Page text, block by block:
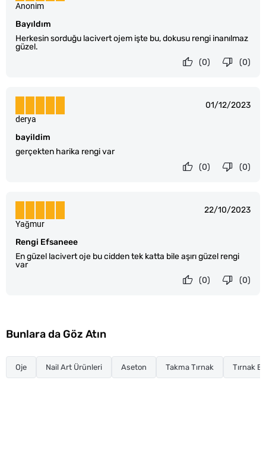
Bayıldım
Herkesin sorduğu lacivert ojem işte bu, dokusu rengi inanılmaz
güzel.
Anonim
(0)
(0)
01/12/2023
bayildim
gerçekten harika rengi var
derya
(0)
(0)
22/10/2023
Rengi Efsaneee
En güzel lacivert oje bu cidden tek katta bile aşırı güzel rengi
var
Yağmur
(0)
(0)
Bunlara da Göz Atın
Oje Nail Art Ürünleri Aseton Takma Tırnak Tırnak